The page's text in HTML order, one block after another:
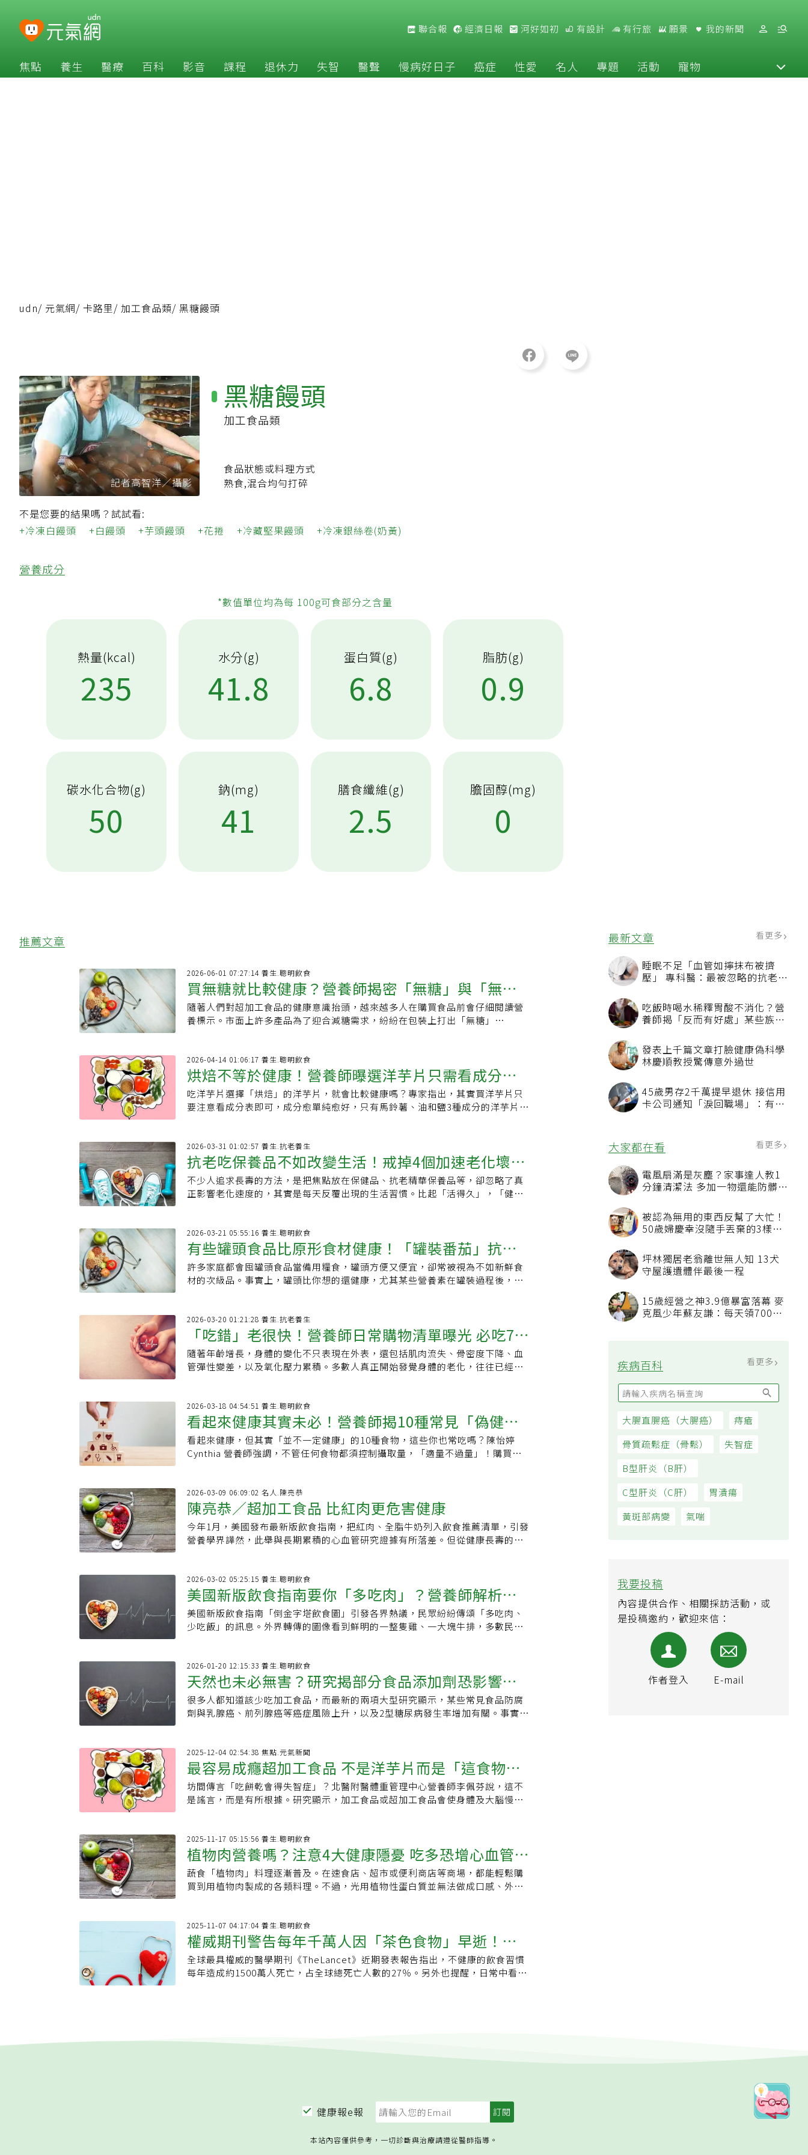
聯合報 經濟日報 河好如初 有設計 有行旅 願景 我的新聞
焦點 養生 醫療 百科 影音 課程 退休力 失智 醫聲 慢病好日子 癌症 性愛 名人 專題 活動 寵物
最新文章 看更多
睡眠不足「血管如擰抹布被擠
壓」 專科醫：最被忽略的抗老方
吃飯時喝水稀釋胃酸不消化？營
養師揭「反而有好處」某些族群
發表上千篇文章打臉健康偽科學
林慶順教授驚傳意外過世
45歲男存2千萬提早退休 接信用
卡公司通知「淚回職場」：有錢
大家都在看 看更多
電風扇滿是灰塵？家事達人教1
分鐘清潔法 多加一物還能防髒汙
被認為無用的東西反幫了大忙！
50歲婦慶幸沒隨手丟棄的3樣物
坪林獨居老翁離世無人知 13犬
守屋護遺體伴最後一程
15歲經營之神3.9億暴富落幕 麥
克風少年蘇友謙：每天領700元
疾病百科 看更多
大腸直腸癌（大腸癌）
痔瘡
骨質疏鬆症（骨鬆）
失智症
B型肝炎（B肝）
C型肝炎（C肝）
胃潰瘍
黃斑部病變
氣喘
我要投稿
內容提供合作、相關採訪活動，或
是投稿邀約，歡迎來信：
作者登入 E-mail
udn/ 元氣網/ 卡路里/ 加工食品類/ 黑糖饅頭
記者高智洋／攝影
黑糖饅頭
加工食品類
食品狀態或料理方式
熟食,混合均勻打碎
不是您要的結果嗎？試試看:
冷凍白饅頭
白饅頭 芋頭饅頭 花捲 冷藏堅果饅頭 冷凍銀絲卷(奶黃)
營養成分
*數值單位均為每 100g可食部分之含量
熱量(kcal)
235
水分(g)
41.8
蛋白質(g)
6.8
脂肪(g)
0.9
碳水化合物(g)
50
鈉(mg)
41
膳食纖維(g)
2.5
膽固醇(mg)
0
推薦文章
2026-06-01 07:27:14 養生.聰明飲食
買無糖就比較健康？營養師揭密「無糖」與「無添
加糖」的標示陷阱
隨著人們對超加工食品的健康意識抬頭，越來越多人在購買食品前會仔細閱讀營
養標示。市面上許多產品為了迎合減糖需求，紛紛在包裝上打出「無糖」
《Delish》引述營養師的觀點指出，這兩種標示在美國食品藥物管理局（FDA）
的法規中，其實有著截然不同的定義。若不了解其中的差異，很容易掉入食品包
裝的陷阱中。「無糖」（Sugar-Free）：真的完全沒糖嗎？與「天然」、「特
級」等較為模糊的行銷詞彙不同，FDA對「無糖」有嚴格的法律定義。糖尿病照
護專家、營養師Sheth解釋：「無糖代表該產品每份所含的糖分低於0.5克，且不
菊糖或木糖醇等。無論是人工合成還是天然萃取，這些甜味劑通常經過高度加
工。若攝取過量，可能會引起腸胃不適等副作用。若你的目標是減少攝取加工食
品，無糖產品未必是最佳選擇。對於需要控制血糖的人來說，無糖產品確實提供
了更多飲食的彈性，能滿足口腹之慾同時避免血糖大幅波動。「無添加糖」
何糖分」，這也包含了蜂蜜、果醬、糖漿等高糖成分。沒有額外加糖，不代表產
品本身沒有糖！許多「無添加糖」的食品仍然含有天然糖分，例如水果、蔬菜和
乳製品中自帶的果糖與乳糖。Sheth營養師特別提醒：「在選擇無添加糖的產品
時，請記住它們可能仍然含有大量的碳水化合物。」以某些蔓越莓綜合果汁為
例，即使標榜「無添加糖」，但成分中可能混合了濃縮的蘋果、白葡萄或梨子
營養師強調：「千萬別因為看到這些標籤，就自動認定它是健康食品。舉例來
說，一塊無糖餅乾，它終究還是一塊餅乾。」下次逛超市時，不妨把握以下三個
原則：詳讀營養標示與成分表：不要只看正面包裝的宣傳語，請翻到背面確認
「總碳水化合物」與「糖」的實際數值。留意使用了哪種甜味劑：確認無糖產品
一口氣吃了好幾份，計算結果就會完全不同。」無論是「無糖」還是「無添加
糖」，都只是幫助我們控糖的輔助參考。回歸原型食物、均衡飲食，並適度控制
攝取份量，才是維持健康的長久之計！
2026-04-14 01:06:17 養生.聰明飲食
烘焙不等於健康！營養師曝選洋芋片只需看成分
表，只有「這3樣」必要
吃洋芋片選擇「烘焙」的洋芋片，就會比較健康嗎？專家指出，其實買洋芋片只
要注意看成分表即可，成分愈單純愈好，只有馬鈴薯、油和鹽3種成分的洋芋片，
些人購買時會刻意選標榜「烘焙（Baked）」的洋芋片，以為這樣能減少油脂攝
取，較有益健康。但根據《eatingwell》訪問註冊營養師梅根·羅西博士(Dr
Megan Rossi )指出，雖然都是加工食品，但傳統洋芋片通常由整顆馬鈴薯切片油
炸而成，成分相對單純；而烘焙洋芋片為了塑形與提升口感，往往使用「馬鈴薯
澱粉（或馬鈴薯片）」作為原料，這更是一種高度加工的食品，這種加工過程更
油炸洋芋片少一些脂肪與熱量，但問題在於，你卻多吃了別的東西。因此，如果
想吃洋芋片，與其追求看似較健康的烘焙洋芋片，羅西建議不如挑選成分表上最
簡單的傳統產品，最好只有3種簡單的成分：馬鈴薯、油和鹽，鹽分不要太高，這
已算是相對而言較佳的選擇。吃洋芋片還有個最大問題，總是會愈吃愈「涮嘴」
是水果、優格等一起吃，不但能減少暴食，也讓營養更均衡一些。5種可能讓你提
早衰老的食物而比起選錯洋芋片，其實整體飲食型態都該注意。現代人吃太多加
工食物，研究發現，超加工食物被認為與數十種疾病有關，包括多種癌症和過早
死亡，也提高許多慢性病風險。根據《health》訪問皮膚和營養專家，常吃以下5
類食物，會加速皺紋、皮膚暗沉的老化跡象出現，也容易讓身體發炎，建議應盡
食中多補充綠茶、橄欖油與新鮮水果，才是達到維持身體健康與心理滿足的平衡
策略。【資料來源】．《eatingwell》 ．《eatingwell》 ．《health》 ．聯合
報系新聞資料庫
2026-03-31 01:02:57 養生.抗老養生
抗老吃保養品不如改變生活！戒掉4個加速老化壞習
慣 吃對5種飲食更長壽
不少人追求長壽的方法，是把焦點放在保健品、抗老精華保養品等，卻忽略了真
正影響老化速度的，其實是每天反覆出現的生活習慣。比起「活得久」，「健康
間待在辦公桌、車內或沙發上，這種「久坐文化」正悄悄侵蝕肌肉品質與粒線體
功能。研究顯示，每天久坐超過 10 小時，即使規律運動，心血管疾病與認知衰退
的風險仍會顯著增加。不活動會導致胰島素阻抗與血液循環受損，而肌肉正是預
測老年獨立性最強的指標之一。建議》 每坐 30 分鐘，站起來活動 2 到 5 分鐘。
簡單的自體重運動或散步，就能大幅改善血糖調節與新陳代謝。2. 睡眠不足長期
老化。建議》建立固定的就寢時間，睡前一小時停止使用電子螢幕，營造涼爽安
靜的環境，將睡眠視為待辦清單的首位。3. 長期壓力短暫壓力是生活的一部分，
但「慢性壓力」會讓皮質醇持續升高，導致肌肉流失、免疫功能障礙與皮膚老
化。壓力更會誘發不健康的補償行為，如報復性熬夜或暴飲暴食。建議》 每天進
醫師在《劉博仁營養功能醫學專家》臉書粉絲專頁分享，泡麵、手搖飲、加工肉
品（如培根、火腿）等超加工食品，含有大量化學添加物與精製糖。根據2025 年
的研究指出，高比例攝取 UPF 與中風及認知衰退有強烈正相關。這些食品不僅缺
乏纖維與微量元素，更會引發慢性發炎，讓大腦像是一台沒換機油的跑車，性能
迅速下滑。建議》 減少 10% 的加工食品攝取就有保護作用。嘗試以新鮮肉塊取
健康壽命有很大的影響，嚴格遵循以下任一模式，可以讓壽命延長約1.5～3年。
1.地中海型飲食（AMED）2.得舒飲食（DASH）3.健康植物性飲食4.降糖尿病飲
食（DRRD）5.健康飲食指數（AHEI）這些飲食法名稱雖不同，但方向一致，要
你多吃「原型食物」，少吃「加工食品」。多吃：蔬菜、水果全穀類豆類與堅果
變，就有機會健康老去。【資料來源】．《EatingWell》．《verywell
health》．《劉博仁營養功能醫學專家》臉書粉絲專頁
2026-03-21 05:55:16 養生.聰明飲食
有些罐頭食品比原形食材健康！「罐裝番茄」抗氧
化贏過新鮮番茄
許多家庭都會囤罐頭食品當備用糧食，罐頭方便又便宜，卻常被視為不如新鮮食
材的次級品。事實上，罐頭比你想的還健康，尤其某些營養素在罐裝過程後，反
為與肥胖、心臟病及第2型糖尿病等慢性病相關。像罐裝番茄、豆類等屬於加工食
品，但並非超加工食品。即使是罐裝料理，例如普羅旺斯燉菜或燉牛肉，也不必
然是超加工食品，許多只是單純烹煮後保存。只有當加入色素、增味劑等添加物
時，罐頭才會成為超加工食品，例如罐裝法蘭克福香腸，通常會重新調配原料並
添加風味物質。什麼是好的罐頭食品？首推罐裝番茄根據2007年發表於
護細胞免受損害。關鍵在於罐裝過程中的加熱，會軟化並破壞番茄細胞壁，使茄
紅素更容易被人體吸收。此外，番茄原本富含的維生素C與葉酸也大致不受影響。
事實上，多數罐頭食品中的礦物質如鐵與鈣，以及蛋白質、脂肪與纖維含量，都
不會因罐裝而流失。若預算有限，罐裝紅蘿蔔、豌豆與四季豆都是不錯的選擇。
健康、腦部功能，並能抑制發炎。2024年《Journal of Food Composition and
Analysis》的研究，一罐瀝乾後100公克的沙丁魚約含1.3公克Omega-3脂肪酸。
也可選擇鮪魚罐頭，鮪魚的Omega-3含量不如沙丁魚、鮭魚或鯖魚高，但仍富含
蛋白質等營養素。豆類罐頭焗豆通常比其他罐頭加工程度高一些，因為番茄醬汁
中添加糖與鹽。不過多數產品仍以豆類為主，僅添加少量其他成分。（某些品項
Research》的研究指出，膽固醇偏高者若連續8週每天食用半杯焗豆，膽固醇下
降約6%。這可能因為豆類富含可與膽汁酸結合的纖維，幫助其排出體外。膽汁酸
由肝臟製造、協助消化脂肪，本身由膽固醇構成，長期下來有助降低膽固醇。豆
類是我一定會常備的罐頭食品，既有飽足感又有益健康。黑豆、紅腰豆、扁豆與
合物。沖洗豆類也有幫助，能去除浸泡液中的部分碳水化合物。這些成分其實可
滋養腸道菌群，但對敏感腸胃者來說一次攝取過多可能不適。水果罐頭即使是罐
裝水果，其纖維與微量營養素含量也與新鮮水果大致相同。若浸泡在糖漿中，糖
分較高，但可沖洗減少。肉類罐頭至於罐裝肉類，例如鹹牛肉，通常鹽分與飽和
脂肪偏高，且可能含防腐劑（無法沖洗去除）。這並不表示罐裝肉毫無營養，但
塗層遷移至食物中，尤其像番茄這類酸性食品。動物研究顯示，BPA會提高與發
炎相關的免疫細胞濃度。根據2023年歐洲食品安全局發布的證據回顧，長期下來
可能導致氣喘等發炎性疾病。歐盟目前已禁止BPA用於食品接觸材料，包括罐頭
內襯，並設有過渡期。Leeming表示，罐頭食品仍是日常飲食中納入營養食材的
2026-03-20 01:21:28 養生.抗老養生
「吃錯」老很快！營養師日常購物清單曝光 必吃7食
物抗老
隨著年齡增長，身體的變化不只表現在外表，還包括肌肉流失、骨密度下降、血
管彈性變差，以及氧化壓力累積。多數人真正開始發覺身體的老化，往往已經偏
即使吃得比較少，反而更需要高品質蛋白質與營養密度高的食物。研究建議，健
康長者每日蛋白質攝取量應達每公斤體重約1.0～1.3克，才能維持肌力與活動能
力。但問題在於，很多人蛋白質吃不夠，卻吃了一堆精緻澱粉與加工食品，這才
是真正加速老化的原因。抗老化最佳飲食模式：地中海飲食對抗老化，史丹佛大
學物理醫學與復健學教授、史丹佛生活方式醫學中心主任邁克爾·弗雷德里克森
真正能做到的人並不多：．每餐有蛋白質．一半餐盤是蔬果．主食選全穀類．脂
肪來源以「好的脂肪」為主．少吃高糖、高鹽、超加工食品健康老化7個關鍵食物
如果暫時還不能完全以地中海飲食為每天的飲食，不妨先試著在每餐之中融入一
些抗老化營養素。根據《EatingWell》營養師Isabel Vasquez撰文指出，自己會
道與骨骼的守護者克菲爾富含鈣質，對於 51 歲以上的女性及 70 歲以上的男性尤
為重要。更重要的是，它是高品質蛋白質與益生菌的來源。研究發現，擁有多元
腸道微生物群的年長者更健康，且具備較低的 LDL 膽固醇與更佳的活動能力。2.
酪梨富含纖維與有益心臟健康的脂肪，有助於身體清除膽固醇。研究甚至發現，
每天食用酪梨能提升中高齡女性皮膚的彈性與緊緻度，改善皺紋。3.橄欖油富含
每日需求量 21% 的纖維。纖維對於管理糖尿病、癌症及神經退化性疾病至關重
要，還能隨年齡增長促進腸道健康。5.咖啡咖啡富含抗氧化劑，根據2024 年的一
項研究發現，適量喝咖啡的人，其生物年齡（細胞與組織狀態）往往比實際年齡
更年輕。6.冷凍莓果莓果的高品質抗氧化物能預防發炎與氧化壓力。研究指出，
防便秘、控制膽固醇並降低罹癌風險。老化無法避免，但速度快慢，是我們可以
努力的方向。透過聰明的食物挑選對抗發炎、減少疾病，就有機會更健康的老
去。【資料來源】．《EatingWell》 ．《stanford MEDICINE》．聯合報系新
聞資料庫
2026-03-18 04:54:51 養生.聰明飲食
看起來健康其實未必！營養師揭10種常見「偽健康
食物」，吃多照樣胖
看起來健康，但其實「並不一定健康」的10種食物，這些你也常吃嗎？陳怡婷
Cynthia 營養師強調，不管任何食物都須控制攝取量，「適量不過量」！購買時
加入調味料。 2、零卡可樂／汽水．誤解：覺得沒有熱量，隨便喝都不會胖？．
真相：人工甜味劑可能會促進食慾、干擾腸道菌相。 3、蔬果乾．誤解：是蔬
菜、水果類，多吃補充纖維？．真相：有些是經過油炸或是調味，攝取過量增加
負擔。 4、植物肉．誤解：覺得素食比較健康？．真相：為「超加工食品」，為
了口感會添加許多人工添加物。 5、黑糖 / 蜂蜜(天然糖)．誤解：覺得是「天然
低脂肪不代表低熱量，有些為了風味會加入糖或香料。 7、能量棒 / 蛋白棒．誤
解：健身族的標配，專業又健康營養？．真相：為了口感，通常會添加糖、香料
等，並不是減肥食品。 8、綜合堅果（風味）．誤解：堅果是好油脂，多吃沒關
係？．真相：堅果本身是油脂，且市售有許多風味，過量會增加熱量、糖、鈉、
乾/麵包．誤解：只要有「穀物」字樣就是高纖健康？．真相：許多產品是用白麵
粉回添麩皮製作，口感鬆軟。真正全麥/全穀比例需佔 51% 以上。【延伸閱讀】
·吃麵包容易胖？營養師揭原因：「這2種」先放回去 根本熱量炸彈 ·吃紫米比
較健康？營養師揭陷阱 恐害脹氣、血糖狂飆
2026-03-09 06:09:02 名人.陳亮恭
陳亮恭／超加工食品 比紅肉更危害健康
今年1月，美國發布最新版飲食指南，把紅肉、全脂牛奶列入飲食推薦清單，引發
營養學界譁然，此舉與長期累積的心血管研究證據有所落差。但從健康長壽的眼
吃了效果大打折扣，醫學上稱為「合成阻抗」（Anabolic resistance）。為了維
持足夠的肌肉量，長者需要攝取更多蛋白質。亞洲肌少症工作小組發布最新共
識，將高齡者每日蛋白質建議量上調至每公斤體重1.2至1.6公克，美國的最新飲
食指南也是相同建議。這個數字是什麼概念？體重60公斤的長輩，每天至少需要
72公克蛋白質，平均每餐約需24公克。一份手掌大小（約100公克）的魚排或去
戰。長輩不只吃不夠 甚至吃錯了許多長輩不只「吃不夠」，甚至可能「吃錯
了」。行動不便、獨居、牙口退化，讓長輩愈來愈依賴加工食品，例如泡麵、薯
片、餅乾、含糖飲料等。值得正視的是：相同熱量下，超加工食品對健康的危
害，可能高於一塊原型食物的紅肉。研究發現，在相同熱量、脂肪、糖分條件
里肌肉）的健康疑慮，主要來自紅肉與飽和脂肪等成分風險，不是這種「超越營
養成分之外的額外傷害」。在許多西方國家，紅肉是平價易得的動物蛋白。我曾
與芬蘭營養學者討論，芬蘭海鮮昂貴，普通家庭多以紅肉做為蛋白質來源。但台
灣的條件卻大不相同。吳郭魚、虱目魚等本地海鮮平價普及，豆腐、 雞蛋、豆漿
也是平價且容易取得，便利商店就有雞胸肉、茶葉蛋和豆干。在台灣，均衡攝取
食物的攝取？豆腐、雞蛋、魚、雞肉、毛豆這些看得出原本樣貌的食物，不只是
提供蛋白質，還保留了身體需要的維生素與礦物質。多攝取原型食物 健康更加分
偶爾吃一塊東坡肉不必焦慮，對長者而言，蛋白質攝取不足及超加工食品的健康
危害可能來得更大。但，若能以魚肉、雞肉、雞蛋或豆製品等非紅肉作為足量蛋
北市立關渡醫院院長）
2026-03-02 05:25:15 養生.聰明飲食
美國新版飲食指南要你「多吃肉」？營養師解析台
美日飲食指南差異
美國新版飲食指南「倒金字塔飲食圖」引發各界熱議，民眾紛紛傳頌「多吃肉、
少吃飯」的訊息。外界轉傳的圖像看到鮮明的一整隻雞、一大塊牛排，多數民眾
利個人健康管理。長久以來，營養研究皆支持醫學實證，一般成年人均衡健康營
養的三大營養素占總熱量的適當比率：碳水化合物45至55%、脂肪25至35%、蛋
白質12至20%，這表示碳水化合物占最大部分，從日常三餐攝取五穀雜糧是營養
的根本，尤其全穀雜糧類也是最經濟實惠的熱量來源，將其放在倒金字塔最底
端，無論學理或實務運用，皆不合理。日飲食指南米飯置頂端反觀長壽國家日
食指南提高蛋白質建議量至高蛋白，每公斤體重攝取1.2至1.6公克，而非生理需
求，每公斤體重攝取0.8至1.0公克，並且建議全脂鮮奶攝取量每天3杯。事實上，
提高蛋白質攝取量須搭配足夠熱量與運動訓練，才能增加肌肉量與體適能。更何
況長期攝取高蛋白質飲食，對普羅大眾是否能達到健康促進目標，尚缺乏足夠證
參考的是，新版美國飲食指南強調吃原型食物、限制添加糖量與每餐10公克以下
攝取量，以及超加工食品，這些宣示適用於美國，也適用於台灣，符合健康促進
的飲食原則。「超加工食品」是指經過多重工序加工，並添加多種人工成分像是
添加劑和調味劑，改變食材味道、質地和保存期限。這些食品結構通常與原本食
材有很大的差異，而且天然食材的營養成分也相對減少，尤其過度添加糖、油、
民，也會考量其國家飲食文化、食物來源、國民體型及運動生活習慣，且是針對
一般健康人。國人應參考衛福部國健署訂定的國民飲食指引，個人飲食宜針對個
人的健康狀況尋求專業營養諮詢，方能獲得最佳飲食規畫並促進健康。
2026-01-20 12:15:33 養生.聰明飲食
天然也未必無害？研究揭部分食品添加劑恐影響癌
症與代謝健康
很多人都知道該少吃加工食品，而最新的兩項大型研究顯示，某些常見食品防腐
劑與乳腺癌、前列腺癌等癌症風險上升，以及2型糖尿病發生率增加有關。事實
得高度關注。法國NutriNet-Santé研究提供新線索上述發現來自法國國家健康與
醫學研究院（INSERM）主導的 NutriNet-Santé 研究計畫。該研究自2009年啟
動，追蹤超過17萬名成年人，透過詳細的飲食紀錄與國家醫療資料，比較食品添
加劑攝入與慢性疾病之間的關聯。研究主要作者、NutriNet-Santé 計畫負責人
Mathilde Touvier表示，這是全球首度系統性分析多種食品防腐劑與癌症及2型糖
期刊(The BMJ)》的研究分析了十萬五千多名起初未罹癌的參與者，最長追蹤達
14年。研究聚焦於17種最常見的防腐劑，其中6種與癌症風險呈現統計上的正相
關，包括：．亞硝酸鈉（Sodium nitrite）：前列腺癌風險增加32%．硝酸鉀
（Potassium nitrate）：乳腺癌風險增加22%，整體癌症增加13%．山梨酸鉀
erythorbate）：乳腺癌風險增加21%研究指出，並非所有防腐劑都與癌症相
關，風險集中在特定種類。這些物質多數仍被美國FDA列為「一般公認安全
（GRAS）」。2型糖尿病風險也呈現相似趨勢另一項發表在《自然-通訊(Nature
Communications)》的研究，追蹤近十萬九千名起初未罹患糖尿病的成年人。結
果顯示，防腐劑攝入量最高者，其2型糖尿病風險約高出近50%。其中，多種與癌
已與原始食材差距甚遠，通常由多種精製成分、添加糖、鹽、脂肪、香料、色素
腸道健康？除了化學防腐劑，食品工業也使用天然抗菌物質來抑制微生物生長，
像是乳酸鏈球菌素(Nisin)，廣泛應用於乳製品、肉品與醬料中。近期研究發現，
這類抗菌物質不僅能殺死有害病原菌，也可能同時影響腸道中的有益共生菌。腸
2025-12-04 02:54:38 焦點.元氣新聞
最容易成癮超加工食品 不是洋芋片而是「這食物」
多吃恐增失智風險
坊間傳言「吃餅乾會得失智症」？北醫附醫體重管理中心營養師李佩芬說，這不
是謠言，而是有所根據。研究顯示，加工食品或超加工食品會使身體及大腦慢性
失智候選人。「超加工食品真的會傷大腦」李佩芬說，研究實驗顯示，成人若有
超過19.9％的熱量來自超加工食品，相較於攝取低於19.9 %者，其整體認知功能
退化速度將提高28％，決策計畫能力退化速度也會加快約25％。超加工食品製成
過程複雜，即使使用天然原料，製成過程中營養素幾乎流失，且為增加口感，多
添加多種添加劑，如甜味劑、色素、香料等，超加工食品只剩下熱量、油脂、鹽
食品族群加快28%。不少洋芋片光100公克熱量就超過500大卡，因此只要一天中
有一餐以超加工食品取代，基本就屬於「高危險族群」。如今在外食普及的現代
社會，要完全避免超加工食品並不容易。李佩芬建議，「少吃」是第一步；第二
步則是「正餐先吃飽」。她觀察到，現代常見便當、套餐中，也會附上熱狗、甜
2025-11-17 05:15:56 養生.聰明飲食
植物肉營養嗎？注意4大健康隱憂 吃多恐增心血管風
險
蔬食「植物肉」料理逐漸普及。在速食店、超市或便利商店等商場，都能輕鬆購
買到用植物肉製成的各類料理。不過，光用植物性蛋白質並無法做成口感、外觀
易消化不良或腹脹植物肉是由豌豆蛋白、大豆蛋白或小麥蛋白等蛋白質含量較高
的食物，以不同比率製成的加工品。因植物蛋白沒有黏稠度，必須額外添加黏稠
劑幫助塑形，包括馬鈴薯澱粉、羧甲基纖維素鈉、玉米澱粉、小麥粉、海藻膠、
玉米糖膠等，來保持植物肉的形狀，並增加體積與重量。研究發現，攝取過量添
加增稠劑的食物，可能會造成腸胃道的刺激或不舒服，尤其有腸道過敏、消化不
於omega-6脂肪酸含量高，且非常容易氧化的油脂，過量攝取容易造成身體發
如甜菜根、紅麴等取代人工色素，可以吃得更健康。4.鈉含量過高：引發高血
壓、腎臟病等調查發現，一塊約100克的牛肉，鈉含量為75毫克，不過一塊同樣
重量的植物肉，鈉含量卻高達300多毫克，長期攝取，易引起高血壓、腎臟病等慢
2025-11-07 04:17:04 養生.聰明飲食
權威期刊警告每年千萬人因「茶色食物」早逝！醫
曝這樣吃壽命少10年
全球最具權威的醫學期刊《TheLancet》近期發表報告指出，不健康的飲食習慣
每年造成約1500萬人死亡，占全球總死亡人數的27％。另外也提醒，日常中看似
過量攝取加工肉、紅肉與超加工食品，不僅導致糖尿病、高血壓與肥胖，也與癌
症與心臟病死亡率甚至高出9％。不只是「吃太油」：紅肉與白飯也可能是隱藏殺
手除了加工肉，紅肉（牛、豬）過量也會提高心臟病與糖尿病風險。每天多吃100
危機。研究顯示，每天吃3碗白飯的人，糖尿病風險高出27％。因為白米在加工過
健康報e報
本站內容僅供參考，一切診斷與治療請遵從醫師指導。